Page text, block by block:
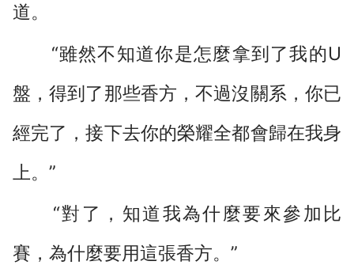
道。
“雖然不知道你是怎麼拿到了我的U
盤，得到了那些香方，不過沒關系，你已
經完了，接下去你的榮耀全都會歸在我身
上。”
“對了，知道我為什麼要來參加比
賽，為什麼要用這張香方。”